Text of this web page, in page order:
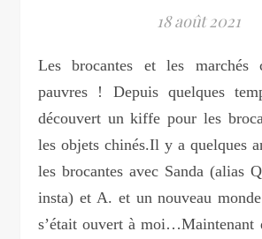
18 août 2021
Les brocantes et les marchés c’est pour les
pauvres ! Depuis quelques
découvert un kiffe pour les
les objets chinés.Il y a quelques
les brocantes avec Sanda (alias
insta) et A. et un nouveau
s’était ouvert à moi…Maintenant